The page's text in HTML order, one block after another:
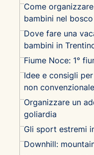
Come
bambini nel bosco
Dove fare una
bambini in
Fiume Noce: 1°
Idee e consigli
non convenzionale
Organizzare un
goliardia
Gli sport estremi
Downhill: